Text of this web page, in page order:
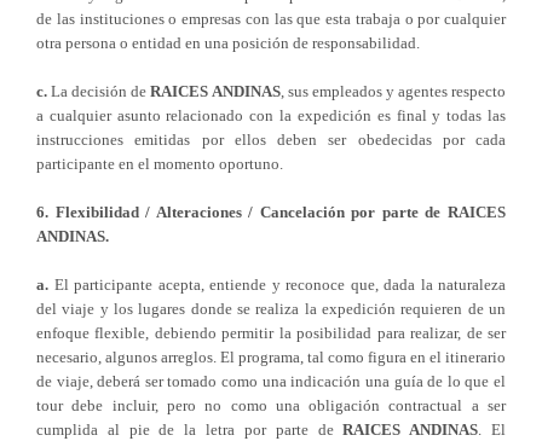
de las instituciones o empresas con las que esta trabaja o por cualquier
otra persona o entidad en una posición de responsabilidad.
c. La decisión deRAICES ANDINAS, sus empleados y agentes respecto
a cualquier asunto relacionado con la expedición es final y todas las
instrucciones emitidas por ellos deben ser obedecidas por cada
participante en el momento oportuno.
6. Flexibilidad / Alteraciones / Cancelación por parte de RAICES
ANDINAS.
a. El participante acepta, entiende y reconoce que, dada la naturaleza
del viaje y los lugares donde se realiza la expedición requieren de un
enfoque flexible, debiendo permitir la posibilidad para realizar, de ser
necesario, algunos arreglos. El programa, tal como figura en el itinerario
de viaje, deberá ser tomado como una indicación una guía de lo que el
tour debe incluir, pero no como una obligación contractual a ser
cumplida al pie de la letra por parte deRAICES ANDINAS. El